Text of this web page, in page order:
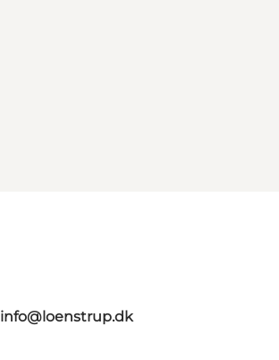
info@loenstrup.dk